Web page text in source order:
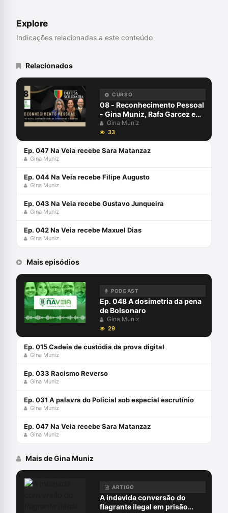
Explore
Indicações relacionadas a este conteúdo
Relacionados
CURSO
08 - Reconhecimento Pessoal
- Gina Muniz, Rafa Garcez e
Fernando Soubhia - Defesa
Solidária
Gina Muniz
33
Ep. 047 Na Veia recebe Sara Matanzaz
Gina Muniz
Ep. 044 Na Veia recebe Filipe Augusto
Gina Muniz
Ep. 043 Na Veia recebe Gustavo Junqueira
Gina Muniz
Ep. 042 Na Veia recebe Maxuel Dias
Gina Muniz
Mais episódios
PODCAST
Ep. 048 A dosimetria da pena
de Bolsonaro
Gina Muniz
29
Ep. 015 Cadeia de custódia da prova digital
Gina Muniz
Ep. 033 Racismo Reverso
Gina Muniz
Ep. 031 A palavra do Policial sob especial escrutínio
Gina Muniz
Ep. 047 Na Veia recebe Sara Matanzaz
Gina Muniz
Mais de Gina Muniz
ARTIGO
A indevida conversão do
flagrante ilegal em prisão